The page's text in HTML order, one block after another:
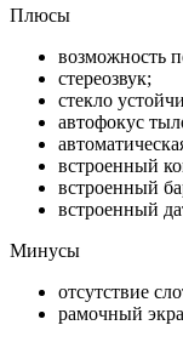
Плюсы
возможность
стереозвук;
стекло
автофокус
встроенный
встроенный
встроенный
Минусы
отсутствие
рамочный